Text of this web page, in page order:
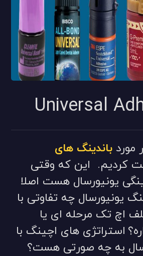
Universal
موردباندینگ های
کردیم. این که وقتی
یونیورسال هست اصلا
یونیورسال چه تفاوتی با
اچ تک مرحله ای یا
استراتژی های اچینگ با
به چه صورتی هست؟